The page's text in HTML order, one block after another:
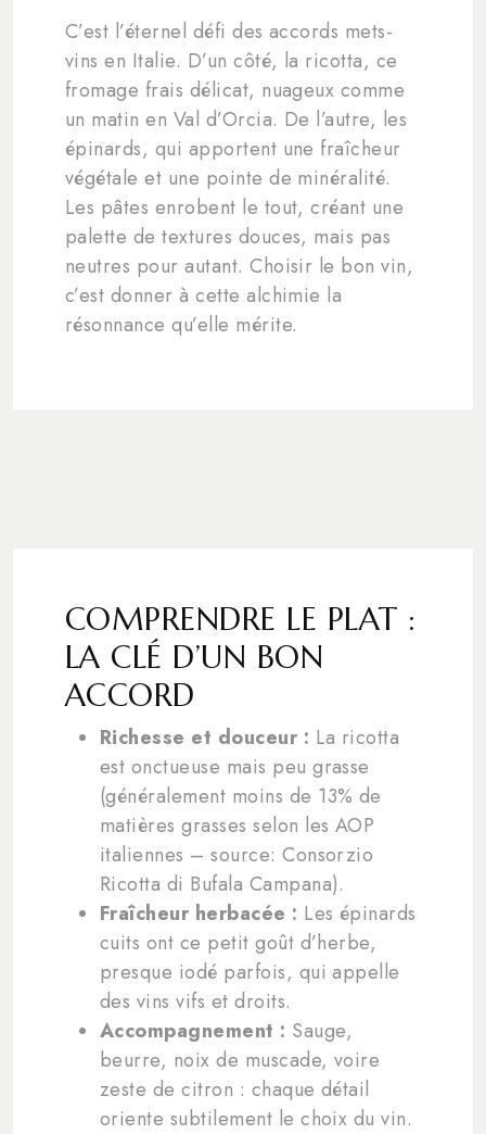
C’est l’éternel défi des accords mets-
vins en Italie. D’un côté, la ricotta, ce
fromage frais délicat, nuageux comme
un matin en Val d’Orcia. De l’autre, les
épinards, qui apportent une fraîcheur
végétale et une pointe de minéralité.
Les pâtes enrobent le tout, créant une
palette de textures douces, mais pas
neutres pour autant. Choisir le bon vin,
c’est donner à cette alchimie la
résonnance qu’elle mérite.
COMPRENDRE LE PLAT :
LA CLÉ D’UN BON
ACCORD
Richesse et douceur : La ricotta
est onctueuse mais peu grasse
(généralement moins de 13% de
matières grasses selon les AOP
italiennes – source: Consorzio
Ricotta di Bufala Campana).
Fraîcheur herbacée : Les épinards
cuits ont ce petit goût d’herbe,
presque iodé parfois, qui appelle
des vins vifs et droits.
Accompagnement : Sauge,
beurre, noix de muscade, voire
zeste de citron : chaque détail
oriente subtilement le choix du vin.